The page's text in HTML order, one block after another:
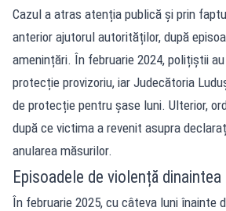
Cazul a atras atenția publică și prin
anterior ajutorul autorităților, după
amenințări. În februarie 2024, polițiștii
protecție provizoriu, iar Judecătoria
de protecție pentru șase luni. Ulterior,
după ce victima a revenit asupra
anularea măsurilor.
Episoadele de violență dinaintea
În februarie 2025, cu câteva luni înainte